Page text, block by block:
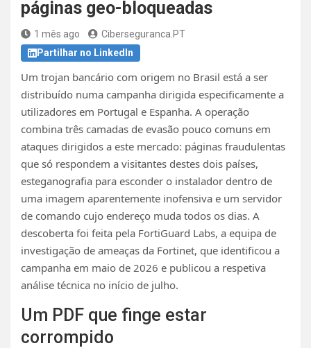
páginas geo-bloqueadas
1 mês ago
Ciberseguranca.PT
Partilhar no LinkedIn
Um trojan bancário com origem no Brasil está a ser
distribuído numa campanha dirigida especificamente a
utilizadores em Portugal e Espanha. A operação
combina três camadas de evasão pouco comuns em
ataques dirigidos a este mercado: páginas fraudulentas
que só respondem a visitantes destes dois países,
esteganografia para esconder o instalador dentro de
uma imagem aparentemente inofensiva e um servidor
de comando cujo endereço muda todos os dias. A
descoberta foi feita pela FortiGuard Labs, a equipa de
investigação de ameaças da Fortinet, que identificou a
campanha em maio de 2026 e publicou a respetiva
análise técnica no início de julho.
Um PDF que finge estar
corrompido